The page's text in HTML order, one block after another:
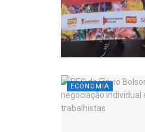
ECONOMIA